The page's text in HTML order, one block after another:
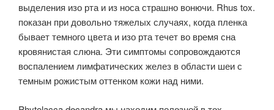
выделения изо рта и из носа страшно вонючи. Rhus tox.
показан при довольно тяжелых случаях, когда пленка
бывает темного цвета и изо рта течет во время сна
кровянистая слюна. Эти симптомы сопровождаются
воспалением лимфатических желез в области шеи с
темным рожистым оттенком кожи над ними.